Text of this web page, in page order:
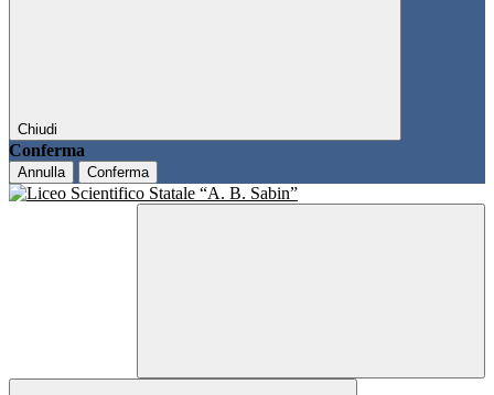
Chiudi
Conferma
Annulla Conferma